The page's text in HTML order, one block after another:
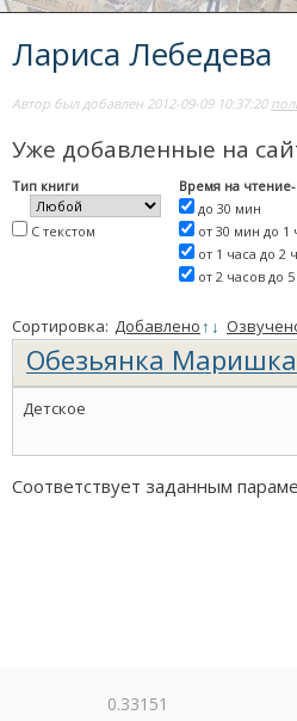
Лариса Лебедева
Автор был добавлен 2012-09-09 10:37:20
Уже добавленные на
Тип книги
С текстом
Время на
до 30 мин
от 30 мин до 1
от 1 часа до 2
от 2 часов до
Сортировка: Добавлено↑ ↓
Обезьянка Маришка
Детское
Соответствует заданным
0.33151